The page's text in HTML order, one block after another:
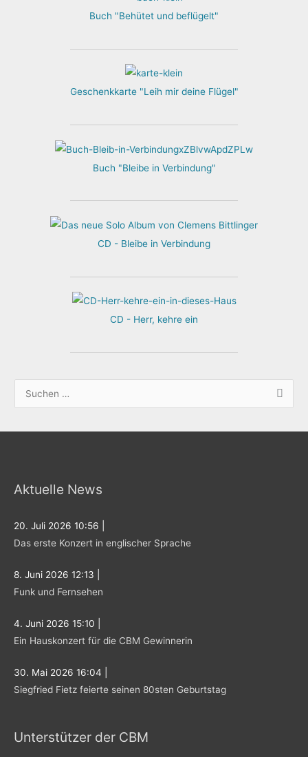
Buch "Behütet und beflügelt"
Geschenkkarte "Leih mir deine Flügel"
Buch "Bleibe in Verbindung"
CD - Bleibe in Verbindung
CD - Herr, kehre ein
c
n
a
c
Aktuelle News
20. Juli 2026 10:56
Das erste Konzert in englischer Sprache
8. Juni 2026 12:13
Funk und Fernsehen
4. Juni 2026 15:10
Ein Hauskonzert für die CBM Gewinnerin
30. Mai 2026 16:04
Siegfried Fietz feierte seinen 80sten Geburtstag
Unterstützer der CBM